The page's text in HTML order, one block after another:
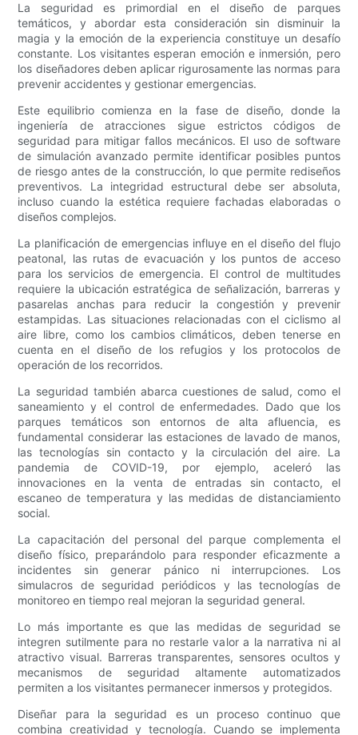
La seguridad es primordial en el diseño de parques
temáticos, y abordar esta consideración sin disminuir la
magia y la emoción de la experiencia constituye un desafío
constante. Los visitantes esperan emoción e inmersión, pero
los diseñadores deben aplicar rigurosamente las normas para
prevenir accidentes y gestionar emergencias.
Este equilibrio comienza en la fase de diseño, donde la
ingeniería de atracciones sigue estrictos códigos de
seguridad para mitigar fallos mecánicos. El uso de software
de simulación avanzado permite identificar posibles puntos
de riesgo antes de la construcción, lo que permite rediseños
preventivos. La integridad estructural debe ser absoluta,
incluso cuando la estética requiere fachadas elaboradas o
diseños complejos.
La planificación de emergencias influye en el diseño del flujo
peatonal, las rutas de evacuación y los puntos de acceso
para los servicios de emergencia. El control de multitudes
requiere la ubicación estratégica de señalización, barreras y
pasarelas anchas para reducir la congestión y prevenir
estampidas. Las situaciones relacionadas con el ciclismo al
aire libre, como los cambios climáticos, deben tenerse en
cuenta en el diseño de los refugios y los protocolos de
operación de los recorridos.
La seguridad también abarca cuestiones de salud, como el
saneamiento y el control de enfermedades. Dado que los
parques temáticos son entornos de alta afluencia, es
fundamental considerar las estaciones de lavado de manos,
las tecnologías sin contacto y la circulación del aire. La
pandemia de COVID-19, por ejemplo, aceleró las
innovaciones en la venta de entradas sin contacto, el
escaneo de temperatura y las medidas de distanciamiento
social.
La capacitación del personal del parque complementa el
diseño físico, preparándolo para responder eficazmente a
incidentes sin generar pánico ni interrupciones. Los
simulacros de seguridad periódicos y las tecnologías de
monitoreo en tiempo real mejoran la seguridad general.
Lo más importante es que las medidas de seguridad se
integren sutilmente para no restarle valor a la narrativa ni al
atractivo visual. Barreras transparentes, sensores ocultos y
mecanismos de seguridad altamente automatizados
permiten a los visitantes permanecer inmersos y protegidos.
Diseñar para la seguridad es un proceso continuo que
combina creatividad y tecnología. Cuando se implementa